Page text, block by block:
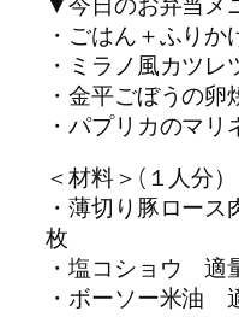
・ごはん＋ふりか
・ミラノ風カツレ
・金平ごぼうの卵
・パプリカのマリ
＜材料＞(１人分）
・薄切り豚ロー
枚
・塩コショウ 適
・ボーソー米油